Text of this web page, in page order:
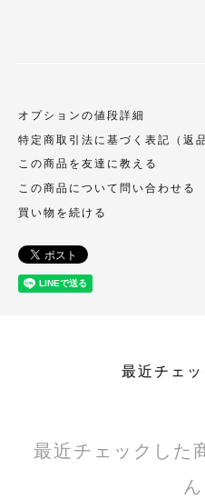
オプションの値段詳細
特定商取引法に基づく表記（返
この商品を友達に教える
この商品について問い合わせる
買い物を続ける
最近チェ
最近チェックした
ん